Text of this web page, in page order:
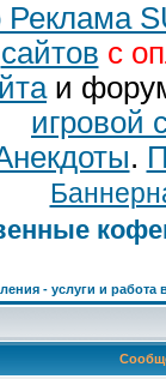
Реклама
сайтов с
и
игровой
.
- услуги и работа